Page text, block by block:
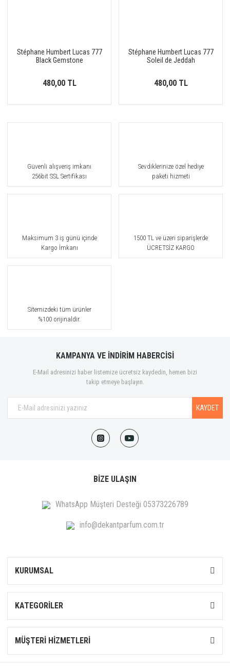
Stéphane Humbert Lucas 777
Black Gemstone
480,00 TL
Stéphane Humbert Lucas 777
Soleil de Jeddah
480,00 TL
Güvenli alışveriş imkanı
256bit SSL Sertifikası
Sevdiklerinize özel hediye
paketi hizmeti
Maksimum 3 iş günü içinde
Kargo İmkanı
1500 TL ve üzeri siparişlerde
ÜCRETSİZ KARGO
Sitemizdeki tüm ürünler
%100 orijinaldir.
KAMPANYA VE İNDİRİM HABERCİSİ
E-Mail adresinizi haber listemize ücretsiz kaydedin, hemen bizi
takip etmeye başlayın.
KAYDET
BİZE ULAŞIN
WhatsApp Müşteri Desteği 05373226789
info@dekantparfum.com.tr
KURUMSAL
KATEGORİLER
MÜŞTERİ HİZMETLERİ